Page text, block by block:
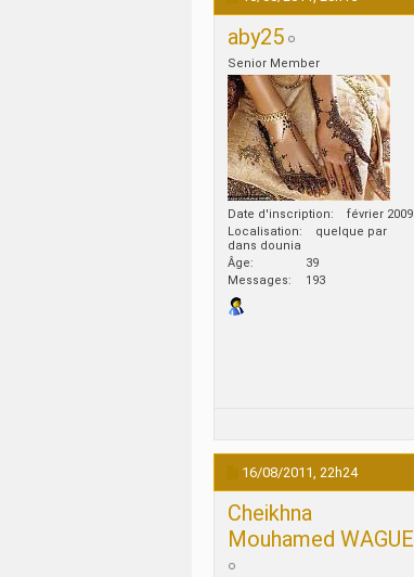
aby25
Senior Member
Date d'inscription
février 2009
Localisation
quelque par
dans dounia
Âge
39
Messages
193
16/08/2011, 22h24
Cheikhna
Mouhamed WAGUE